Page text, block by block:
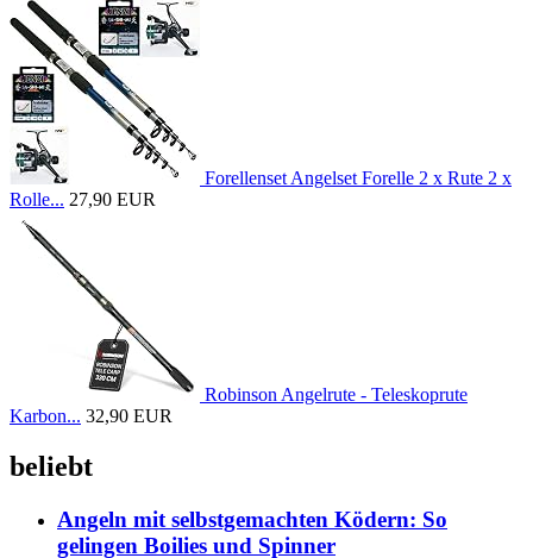
Forellenset Angelset Forelle 2 x Rute 2 x
Rolle... 27,90 EUR
Robinson Angelrute - Teleskoprute
Karbon... 32,90 EUR
beliebt
Angeln mit selbstgemachten Ködern: So
gelingen Boilies und Spinner